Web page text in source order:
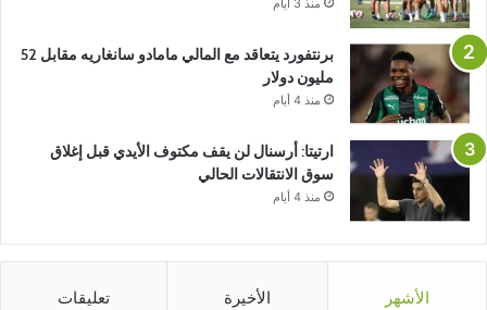
منذ 3 أيام
برنتفورد يتعاقد مع المالي مامادو سانغاريه مقابل 52
مليون دولار
منذ 4 أيام
ارتيتا: أرسنال لن يقف مكتوف الأيدي قبل إغلاق
سوق الانتقالات الحالي
منذ 4 أيام
الأشهر الأخيرة تعليقات